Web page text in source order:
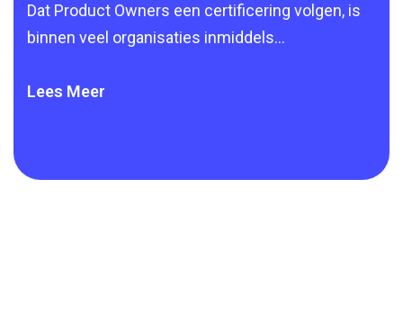
Dat Product Owners een certificering volgen, is
binnen veel organisaties inmiddels
methoden zijn breed ingeburgerd
Lees Meer